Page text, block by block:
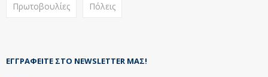
Πρωτοβουλίες Πόλεις
ΕΓΓΡΑΦΕΊΤΕ ΣΤΟ NEWSLETTER ΜΑΣ!